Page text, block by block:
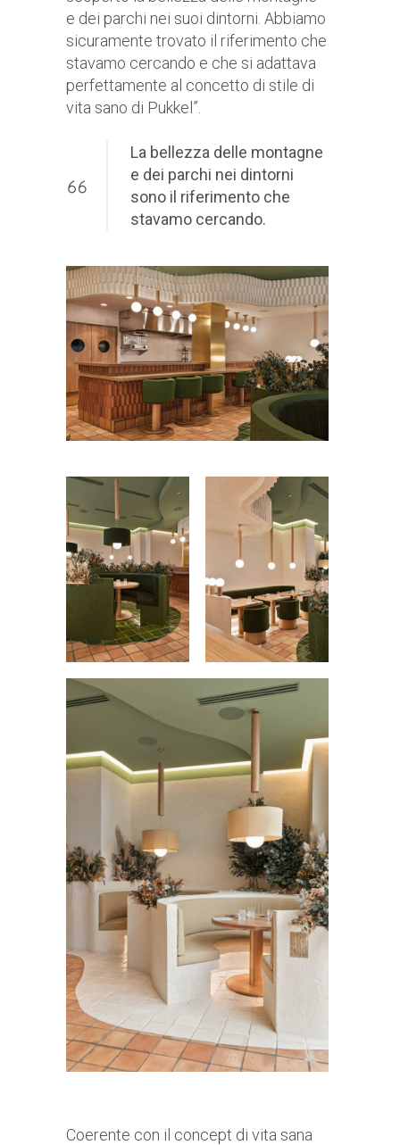
e dei parchi nei suoi dintorni. Abbiamo
sicuramente trovato il riferimento che
stavamo cercando e che si adattava
perfettamente al concetto di stile di
vita sano di Pukkel”.
La bellezza delle montagne
e dei parchi nei dintorni
sono il riferimento che
stavamo cercando.
Coerente con il concept di vita sana